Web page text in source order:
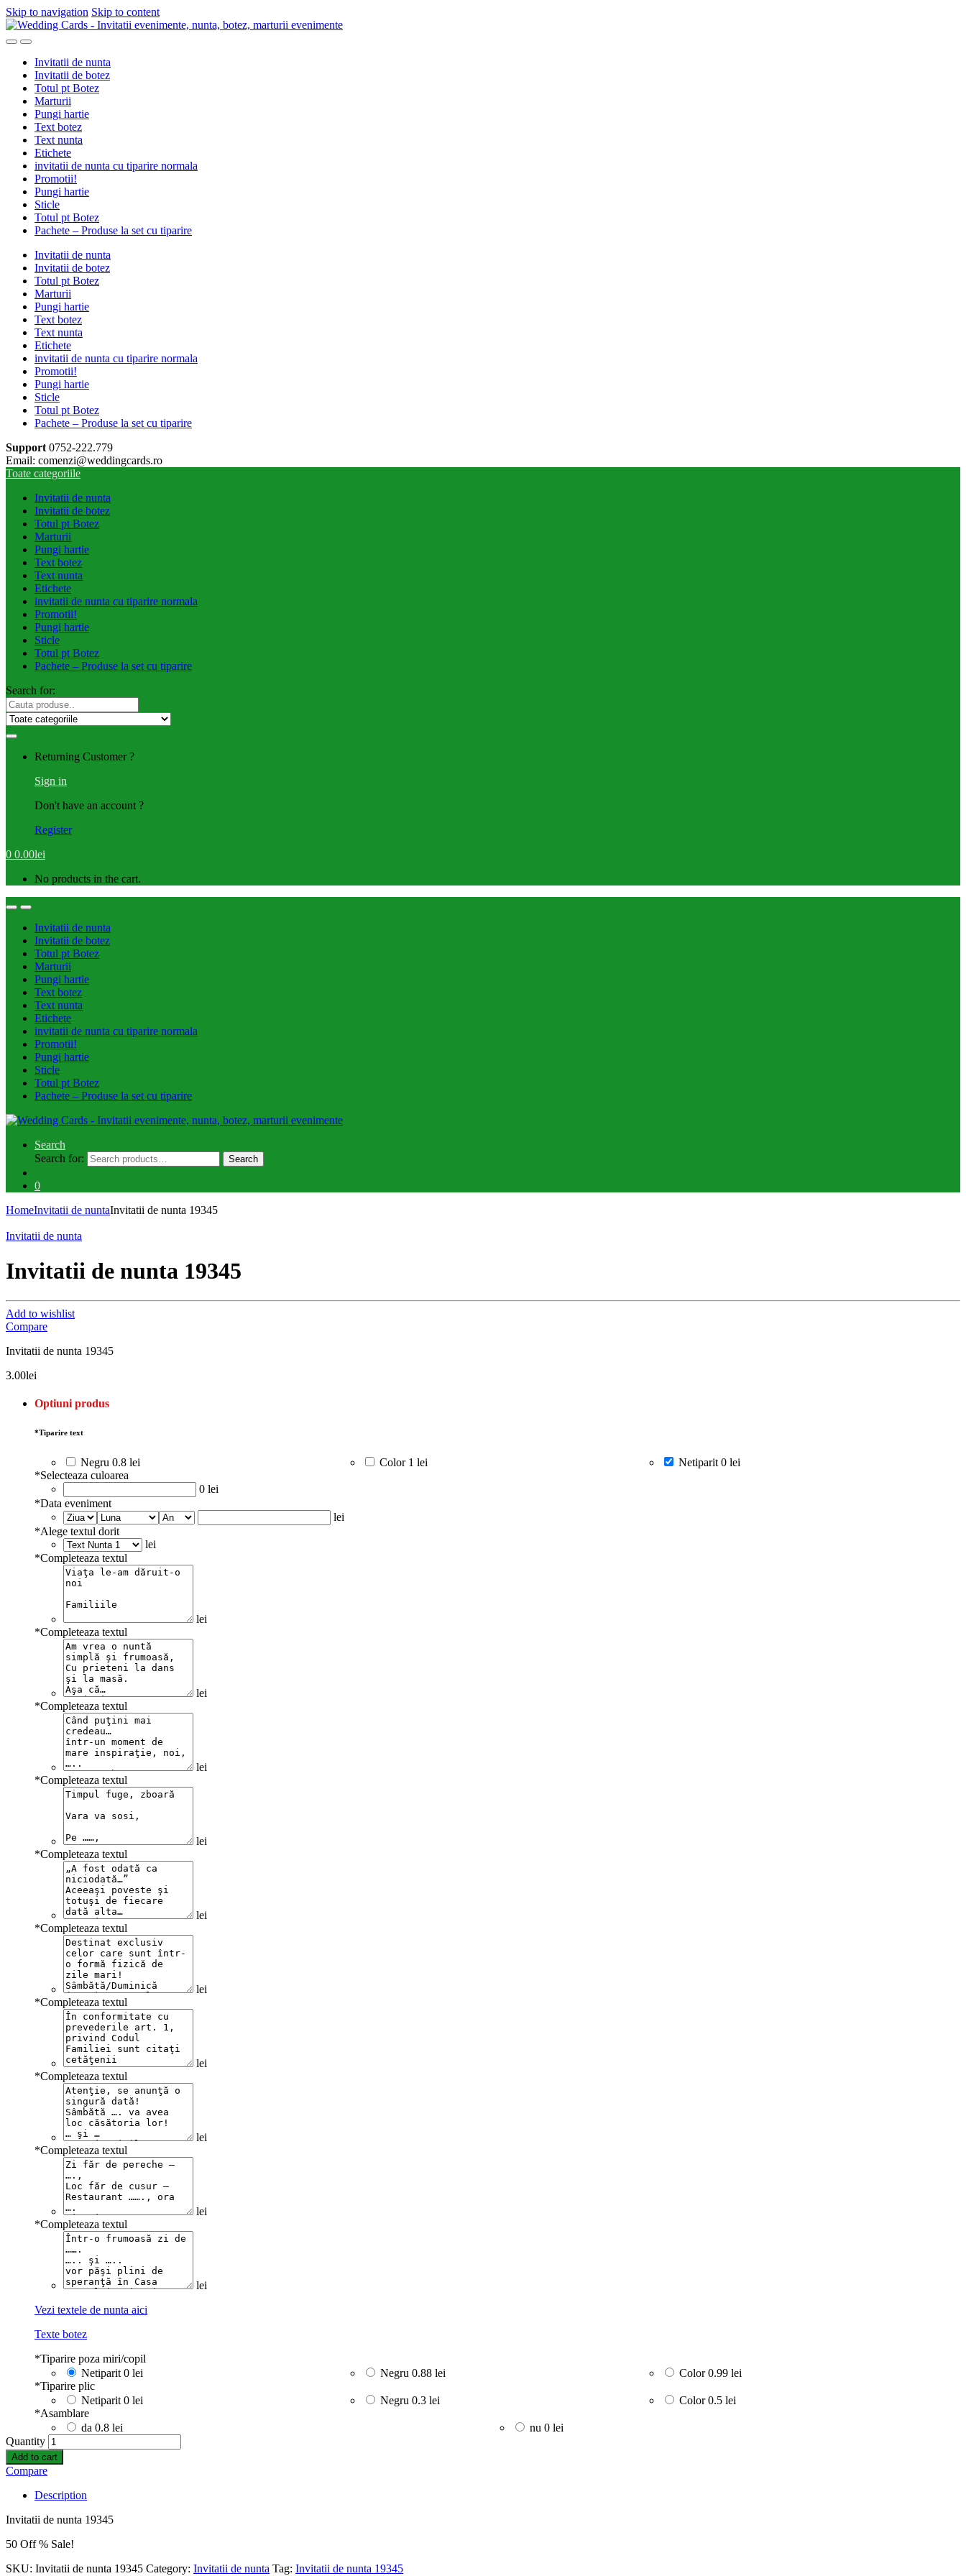
Skip to navigation Skip to content
Invitatii de nunta
Invitatii de botez
Totul pt Botez
Marturii
Pungi hartie
Text botez
Text nunta
Etichete
invitatii de nunta cu tiparire normala
Promotii!
Pungi hartie
Sticle
Totul pt Botez
Pachete – Produse la set cu tiparire
Invitatii de nunta
Invitatii de botez
Totul pt Botez
Marturii
Pungi hartie
Text botez
Text nunta
Etichete
invitatii de nunta cu tiparire normala
Promotii!
Pungi hartie
Sticle
Totul pt Botez
Pachete – Produse la set cu tiparire
Support 0752-222.779
Email: comenzi@weddingcards.ro
Toate categoriile
Invitatii de nunta
Invitatii de botez
Totul pt Botez
Marturii
Pungi hartie
Text botez
Text nunta
Etichete
invitatii de nunta cu tiparire normala
Promotii!
Pungi hartie
Sticle
Totul pt Botez
Pachete – Produse la set cu tiparire
Search for:
Returning Customer ?
Sign in
Don't have an account ?
Register
0 0.00lei
No products in the cart.
Invitatii de nunta
Invitatii de botez
Totul pt Botez
Marturii
Pungi hartie
Text botez
Text nunta
Etichete
invitatii de nunta cu tiparire normala
Promotii!
Pungi hartie
Sticle
Totul pt Botez
Pachete – Produse la set cu tiparire
Search
Search for:
Search
0
HomeInvitatii de nuntaInvitatii de nunta 19345
Invitatii de nunta
Invitatii de nunta 19345
Add to wishlist
Compare
Invitatii de nunta 19345
3.00lei
Optiuni produs
*Tiparire text
Negru 0.8 lei Color 1 lei Netiparit 0 lei
*Selecteaza culoarea
0 lei
*Data eveniment
lei
*Alege textul dorit
lei
*Completeaza textul
lei
*Completeaza textul
lei
*Completeaza textul
lei
*Completeaza textul
lei
*Completeaza textul
lei
*Completeaza textul
lei
*Completeaza textul
lei
*Completeaza textul
lei
*Completeaza textul
lei
*Completeaza textul
lei
Vezi textele de nunta aici
Texte botez
*Tiparire poza miri/copil
Netiparit 0 lei Negru 0.88 lei Color 0.99 lei
*Tiparire plic
Netiparit 0 lei Negru 0.3 lei Color 0.5 lei
*Asamblare
da 0.8 lei nu 0 lei
Quantity
Add to cart
Compare
Description
Invitatii de nunta 19345
50 Off % Sale!
SKU: Invitatii de nunta 19345 Category: Invitatii de nunta Tag: Invitatii de nunta 19345